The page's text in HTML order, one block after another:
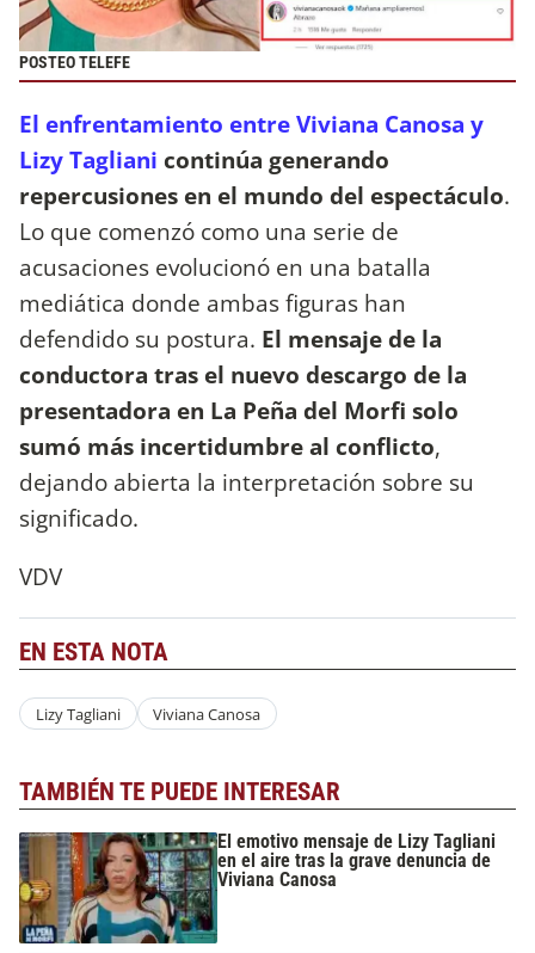
POSTEO TELEFE
El enfrentamiento entre Viviana Canosa y
Lizy Tagliani continúa generando
repercusiones en el mundo del espectáculo.
Lo que comenzó como una serie de
acusaciones evolucionó en una batalla
mediática donde ambas figuras han
defendido su postura. El mensaje de la
conductora tras el nuevo descargo de la
presentadora en La Peña del Morfi solo
sumó más incertidumbre al conflicto,
dejando abierta la interpretación sobre su
significado.
VDV
EN ESTA NOTA
Lizy Tagliani Viviana Canosa
TAMBIÉN TE PUEDE INTERESAR
El emotivo mensaje de Lizy Tagliani
en el aire tras la grave denuncia de
Viviana Canosa